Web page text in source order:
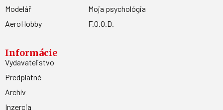
Modelář
AeroHobby
Moja psychológia
F.O.O.D.
Informácie
Vydavateľstvo
Predplatné
Archív
Inzercia